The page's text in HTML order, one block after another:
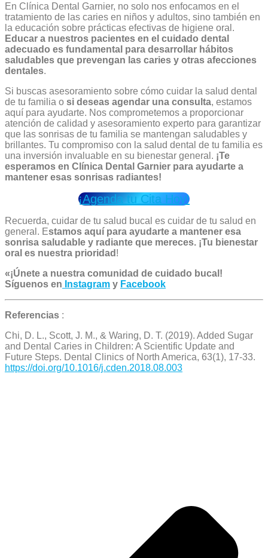
En Clínica Dental Garnier, no solo nos enfocamos en el
tratamiento de las caries en niños y adultos, sino también en
la educación sobre prácticas efectivas de higiene oral.
Educar a nuestros pacientes en el cuidado dental
adecuado es fundamental para desarrollar hábitos
saludables que prevengan las caries y otras afecciones
dentales.
Si buscas asesoramiento sobre cómo cuidar la salud dental
de tu familia o si deseas agendar una consulta, estamos
aquí para ayudarte. Nos comprometemos a proporcionar
atención de calidad y asesoramiento experto para garantizar
que las sonrisas de tu familia se mantengan saludables y
brillantes. Tu compromiso con la salud dental de tu familia es
una inversión invaluable en su bienestar general. ¡Te
esperamos en Clínica Dental Garnier para ayudarte a
mantener esas sonrisas radiantes!
¡Agenda tu Cita Hoy!
Recuerda, cuidar de tu salud bucal es cuidar de tu salud en
general. Estamos aquí para ayudarte a mantener esa
sonrisa saludable y radiante que mereces. ¡Tu bienestar
oral es nuestra prioridad !
«¡Únete a nuestra comunidad de cuidado bucal!
Síguenos en Instagram y Facebook
Referencias :
Chi, D. L., Scott, J. M., & Waring, D. T. (2019). Added Sugar
and Dental Caries in Children: A Scientific Update and
Future Steps. Dental Clinics of North America, 63(1), 17-33.
https://doi.org/10.1016/j.cden.2018.08.003